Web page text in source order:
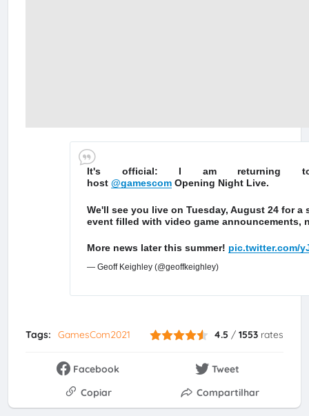
It's official: I am returning
host @gamescom Opening Night Live.
We'll see you live on Tuesday, August 24 for a
event filled with video game announcements,
More news later this summer! pic.twitter.com/
— Geoff Keighley (@geoffkeighley)
Tags: GamesCom2021 4.5 /1553 rates
Facebook
Tweet
Copiar
Compartilhar